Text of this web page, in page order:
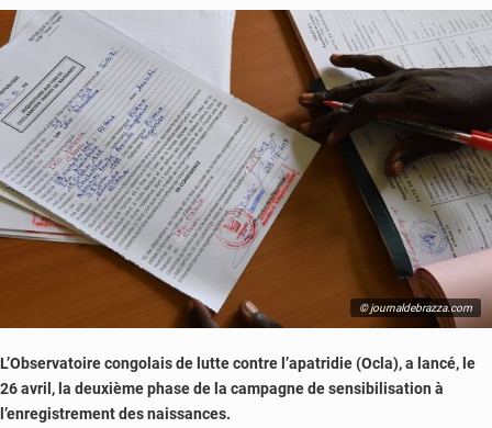
© journaldebrazza.com
L’Observatoire congolais de lutte contre l’apatridie (Ocla), a lancé, le
26 avril, la deuxième phase de la campagne de sensibilisation à
l’enregistrement des naissances.